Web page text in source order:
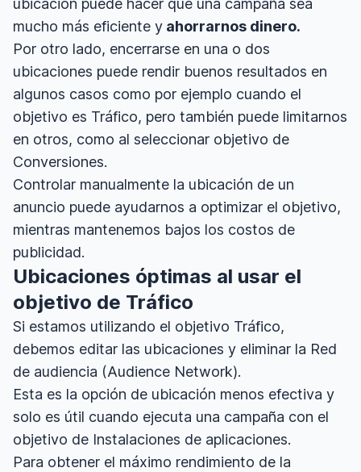
ubicación puede hacer que una campaña sea
mucho más eficiente y ahorrarnos dinero.
Por otro lado, encerrarse en una o dos
ubicaciones puede rendir buenos resultados en
algunos casos como por ejemplo cuando el
objetivo es Tráfico, pero también puede limitarnos
en otros, como al seleccionar objetivo de
Conversiones.
Controlar manualmente la ubicación de un
anuncio puede ayudarnos a optimizar el objetivo,
mientras mantenemos bajos los costos de
publicidad.
Ubicaciones óptimas al usar el
objetivo de Tráfico
Si estamos utilizando el objetivo Tráfico,
debemos editar las ubicaciones y eliminar la Red
de audiencia (Audience Network).
Esta es la opción de ubicación menos efectiva y
solo es útil cuando ejecuta una campaña con el
objetivo de Instalaciones de aplicaciones.
Para obtener el máximo rendimiento de la